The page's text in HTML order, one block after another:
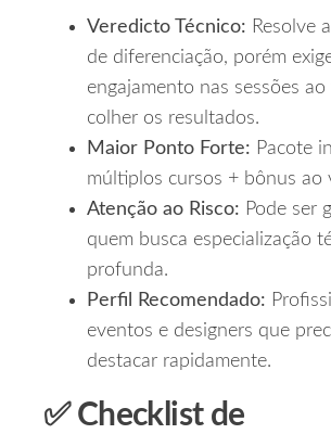
Veredicto Técnico: Resolve
de diferenciação, porém
engajamento nas sessões
colher os resultados.
Maior Ponto Forte: Pacote
múltiplos cursos + bônus ao
Atenção ao Risco: Pode ser
quem busca especialização
profunda.
Perfil Recomendado:
eventos e designers que
destacar rapidamente.
✅ Checklist de